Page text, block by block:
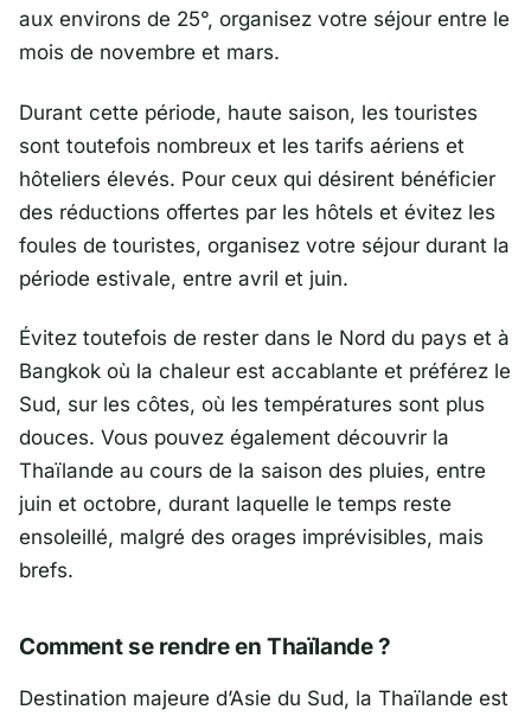
aux environs de 25°, organisez votre séjour entre le
mois de novembre et mars.
Durant cette période, haute saison, les touristes
sont toutefois nombreux et les tarifs aériens et
hôteliers élevés. Pour ceux qui désirent bénéficier
des réductions offertes par les hôtels et évitez les
foules de touristes, organisez votre séjour durant la
période estivale, entre avril et juin.
Évitez toutefois de rester dans le Nord du pays et à
Bangkok où la chaleur est accablante et préférez le
Sud, sur les côtes, où les températures sont plus
douces. Vous pouvez également découvrir la
Thaïlande au cours de la saison des pluies, entre
juin et octobre, durant laquelle le temps reste
ensoleillé, malgré des orages imprévisibles, mais
brefs.
Comment se rendre en Thaïlande ?
Destination majeure d’Asie du Sud, la Thaïlande est